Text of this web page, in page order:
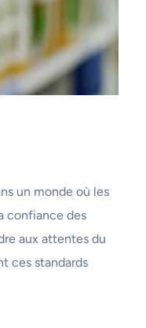
un monde où les
confiance des
aux attentes du
ces standards